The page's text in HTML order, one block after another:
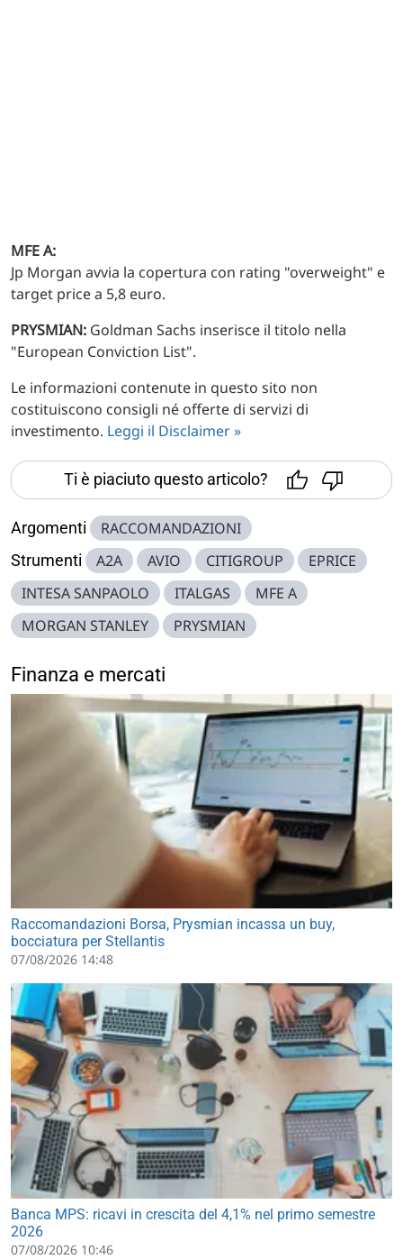
MFE A:
Jp Morgan avvia la copertura con rating "overweight" e
target price a 5,8 euro.
PRYSMIAN: Goldman Sachs inserisce il titolo nella
"European Conviction List".
Le informazioni contenute in questo sito non
costituiscono consigli né offerte di servizi di
investimento. Leggi il Disclaimer »
Ti è piaciuto questo articolo?
Argomenti RACCOMANDAZIONI
Strumenti A2A AVIO CITIGROUP
EPRICE
INTESA SANPAOLO
ITALGAS
MFE A
MORGAN STANLEY
PRYSMIAN
Finanza e mercati
Raccomandazioni Borsa, Prysmian incassa un buy,
bocciatura per Stellantis
07/08/2026 14:48
Banca MPS: ricavi in crescita del 4,1% nel primo semestre
2026
07/08/2026 10:46